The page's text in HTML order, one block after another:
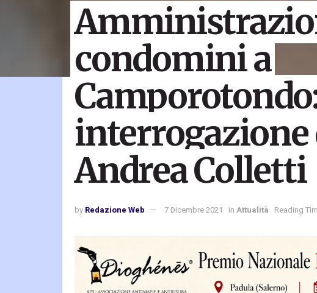
condomini a
interrogazione
Andrea Colletti
by Redazione Web 7 Dicembre 2021 in Attualità Reading